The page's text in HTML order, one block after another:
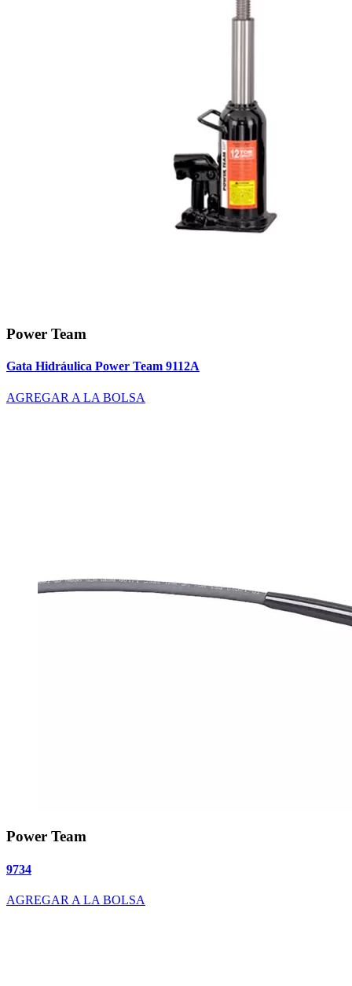
Power Team
Gata Hidráulica Power Team 9112A
AGREGAR A LA BOLSA
Power Team
9734
AGREGAR A LA BOLSA